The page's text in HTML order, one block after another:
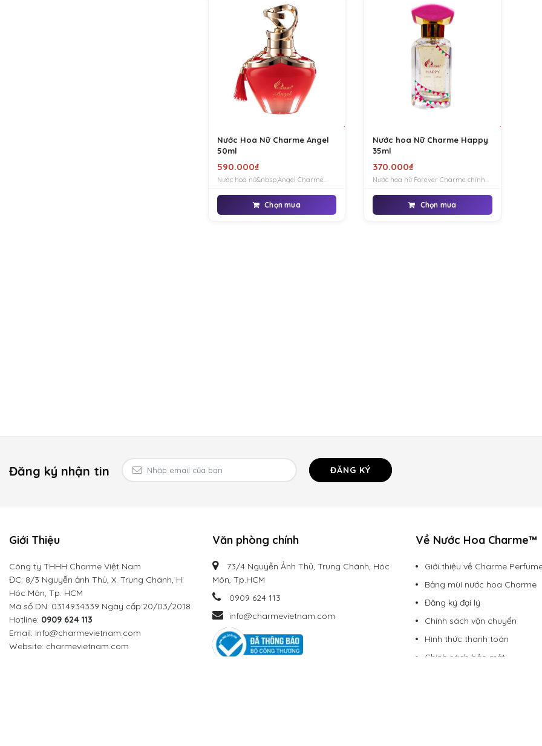
Nước Hoa Nữ Charme Angel
50ml
590.000₫
Nước hoa nữ&nbsp;Angel Charme
rũ, sang trọng và tinh tế, là dòng
nước hoa nữ cao cấp được nhiều bạn
nữ&nbsp;yêu thích, sử dụng khi hẹn
Chọn mua
Nước hoa Nữ Charme Happy
35ml
370.000₫
Nước hoa nữ Forever Charme chính
ngào và quyến rũ. Là dòng nước hoa
được ưa chuộng sử dụng vào những
dịp như hẹn hò, giao lưu, sự kiện.
Chọn mua
Đăng ký nhận tin ĐĂNG KÝ
Giới Thiệu
Công ty THHH Charme Việt Nam
ĐC: 8/3 Nguyễn ảnh Thủ, X. Trung Chánh, H.
Hóc Môn, Tp. HCM
Mã số DN: 0314934339 Ngày cấp:20/03/2018
Hotline: 0909 624 113
Email: info@charmevietnam.com
Website: charmevietnam.com
Văn phòng chính
73/4 Nguyễn Ảnh Thủ, Trung Chánh, Hóc
Môn, Tp.HCM
0909 624 113
info@charmevietnam.com
Về Nước Hoa Charme™
Giới thiệu về Charme
Bảng mùi nước hoa Charme
Đăng ký đại lý
Chính sách vận chuyển
Hình thức thanh toán
Chính sách bảo mật